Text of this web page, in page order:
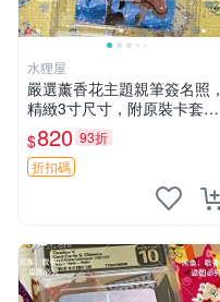
水狸屋
嚴選薰香花主題親筆簽名照，
精緻3寸尺寸，附原裝卡套。
收藏級品相，值得珍藏。 薰
香花 花卉 照片
$820 93折
折扣碼